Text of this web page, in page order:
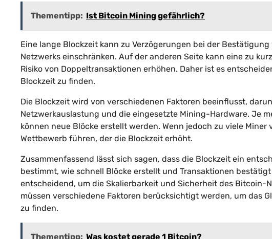
Thementipp: Ist Bitcoin Mining gefährlich?
Eine lange Blockzeit kann zu Verzögerungen bei der
Netzwerks einschränken. Auf der anderen Seite kann eine zu
Risiko von Doppeltransaktionen erhöhen. Daher ist es
Blockzeit zu finden.
Die Blockzeit wird von verschiedenen Faktoren beeinflusst,
Netzwerkauslastung und die eingesetzte Mining-Hardware. Je
können neue Blöcke erstellt werden. Wenn jedoch zu viele
Wettbewerb führen, der die Blockzeit erhöht.
Zusammenfassend lässt sich sagen, dass die Blockzeit ein
bestimmt, wie schnell Blöcke erstellt und Transaktionen
entscheidend, um die Skalierbarkeit und Sicherheit des Bitcoin-
müssen verschiedene Faktoren berücksichtigt werden, um das
zu finden.
Thementipp: Was kostet gerade 1 Bitcoin?